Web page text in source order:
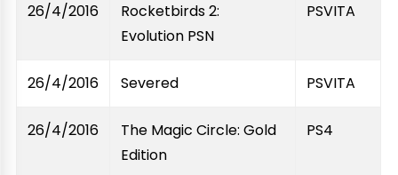
26/4/2016
Rocketbirds 2:
Evolution PSN
PSVITA
26/4/2016 Severed PSVITA
26/4/2016
The Magic Circle: Gold
Edition
PS4